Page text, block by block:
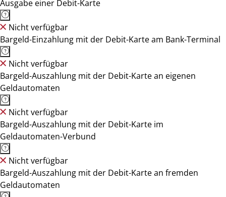
Ausgabe einer Debit-Karte
Nicht verfügbar
Bargeld-Einzahlung mit der Debit-Karte am Bank-Terminal
Nicht verfügbar
Bargeld-Auszahlung mit der Debit-Karte an eigenen
Geldautomaten
Nicht verfügbar
Bargeld-Auszahlung mit der Debit-Karte im
Geldautomaten-Verbund
Nicht verfügbar
Bargeld-Auszahlung mit der Debit-Karte an fremden
Geldautomaten